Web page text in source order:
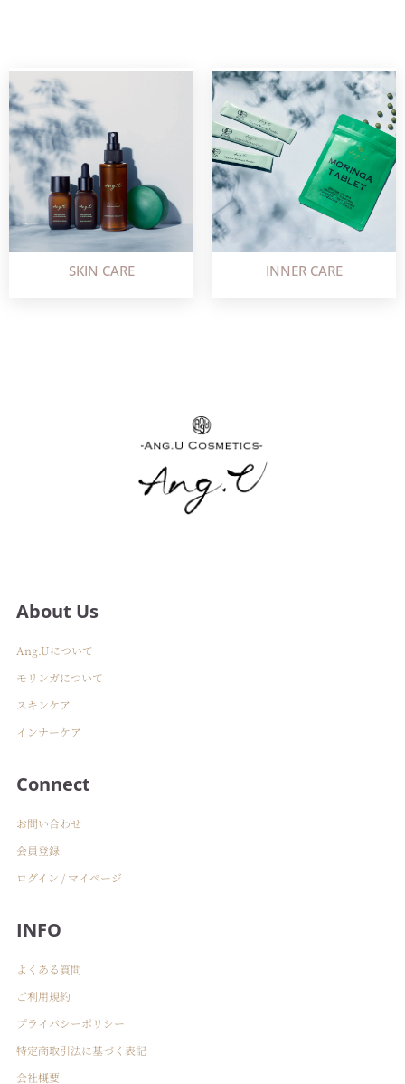
SKIN CARE INNER CARE
About Us
Ang.Uについて
モリンガについて
スキンケア
インナーケア
Connect
お問い合わせ
会員登録
ログイン / マイページ
INFO
よくある質問
ご利用規約
プライバシーポリシー
特定商取引法に基づく表記
会社概要